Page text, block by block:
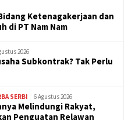
Ketenagakerjaan dan
di PT Nam Nam
2026
Subkontrak? Tak Perlu
SERBI 6 Agustus 2026
Melindungi Rakyat,
Penguatan Relawan